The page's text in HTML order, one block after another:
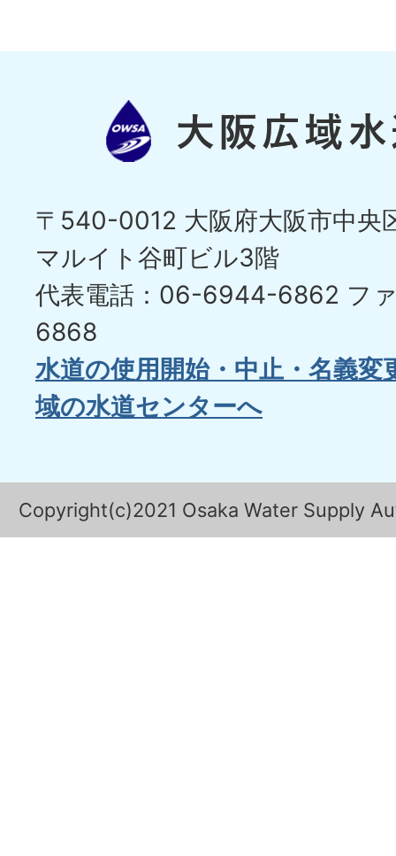
〒540-0012 大阪府大阪市中央
マルイト谷町ビル3階
代表電話：06-6944-6862 フ
6868
水道の使用開始・中止・名義変
域の水道センターへ
Copyright(c)2021 Osaka Water Supply